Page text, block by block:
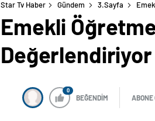
Star Tv Haber Gündem 3.Sayfa
Emekli
Değerlendiriyor
0
BEĞENDİM ABONE